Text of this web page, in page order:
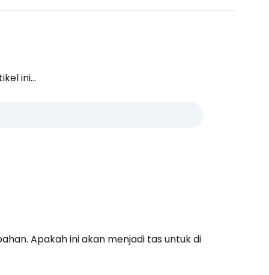
ini...
Apakah ini akan menjadi tas untuk di